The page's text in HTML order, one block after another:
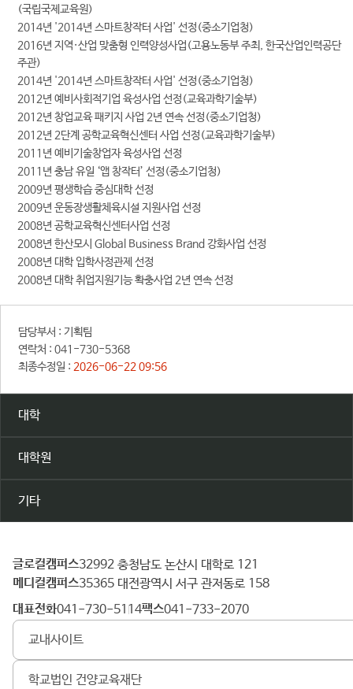
(국립국제교육원)
2014년 '2014년 스마트창작터 사업' 선정(중소기업청)
2016년 지역·산업 맞춤형 인력양성사업(고용노동부 주최, 한국산업인력공단
주관)
2014년 '2014년 스마트창작터 사업' 선정(중소기업청)
2012년 예비사회적기업 육성사업 선정(교육과학기술부)
2012년 창업교육 패키지 사업 2년 연속 선정(중소기업청)
2012년 2단계 공학교육혁신센터 사업 선정(교육과학기술부)
2011년 예비기술창업자 육성사업 선정
2011년 충남 유일 ‘앱 창작터’ 선정(중소기업청)
2009년 평생학습 중심대학 선정
2009년 운동장생활체육시설 지원사업 선정
2008년 공학교육혁신센터사업 선정
2008년 한산모시 Global Business Brand 강화사업 선정
2008년 대학 입학사정관제 선정
2008년 대학 취업지원기능 확충사업 2년 연속 선정
담당부서 : 기획팀
연락처 : 041-730-5368
최종수정일 : 2026-06-22 09:56
대학
대학원
기타
건
양
대
학
글로컬캠퍼스 32992 충청남도 논산시 대학로 121
메디컬캠퍼스 35365 대전광역시 서구 관저동로 158
대표전화 041-730-5114 팩스 041-733-2070
교내사이트
학교법인 건양교육재단